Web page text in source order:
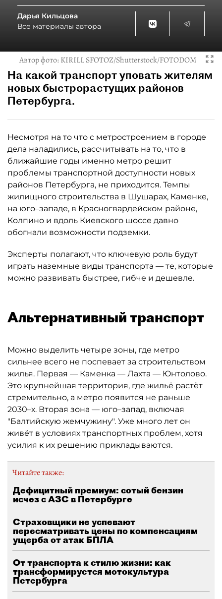
Дарья Кильцова
Все материалы автора
Автор фото:KIRILL SFOTOZ/Shutterstock/FOTODOM
На какой транспорт уповать жителям
новых быстрорастущих районов
Петербурга.
Несмотря на то что с метростроением в городе
дела наладились, рассчитывать на то, что в
ближайшие годы именно метро решит
проблемы транспортной доступности новых
районов Петербурга, не приходится. Темпы
жилищного строительства в Шушарах, Каменке,
на юго–западе, в Красногвардейском районе,
Колпино и вдоль Киевского шоссе давно
обогнали возможности подземки.
Эксперты полагают, что ключевую роль будут
играть наземные виды транспорта — те, которые
можно развивать быстрее, гибче и дешевле.
Альтернативный транспорт
Можно выделить четыре зоны, где метро
сильнее всего не поспевает за строительством
жилья. Первая — Каменка — Лахта — Юнтолово.
Это крупнейшая территория, где жильё растёт
стремительно, а метро появится не раньше
2030–х. Вторая зона — юго–запад, включая
"Балтийскую жемчужину". Уже много лет он
живёт в условиях транспортных проблем, хотя
усилия к их решению прикладываются.
Читайте также:
Дефицитный премиум: сотый бензин
исчез с АЗС в Петербурге
Страховщики не успевают
пересматривать цены по компенсациям
ущерба от атак БПЛА
От транспорта к стилю жизни: как
трансформируется мотокультура
Петербурга